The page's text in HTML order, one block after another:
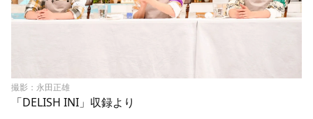
撮影：永田正雄
「DELISH INI」収録より